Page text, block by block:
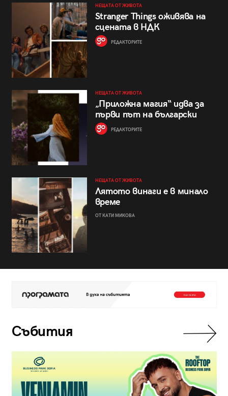
НЕЩАТА ОТ ЖИВОТА
Stranger Things оживява на
сцената в НДК
РЕДАКТОРИТЕ
НЕЩАТА ОТ ЖИВОТА
„Приложна магия“ идва за
първи път на български
РЕДАКТОРИТЕ
НЕЩАТА ОТ ЖИВОТА
Лятото винаги е в минало
време
ОТ КАТИ МИКОВА
Събития